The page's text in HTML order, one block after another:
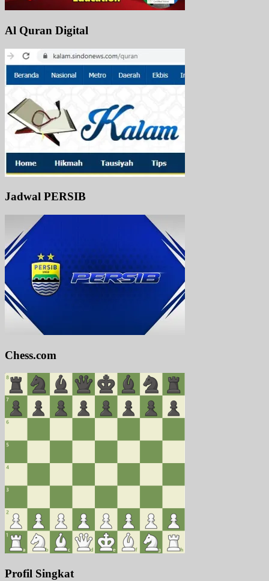
Al Quran Digital
Jadwal PERSIB
Chess.com
Profil Singkat